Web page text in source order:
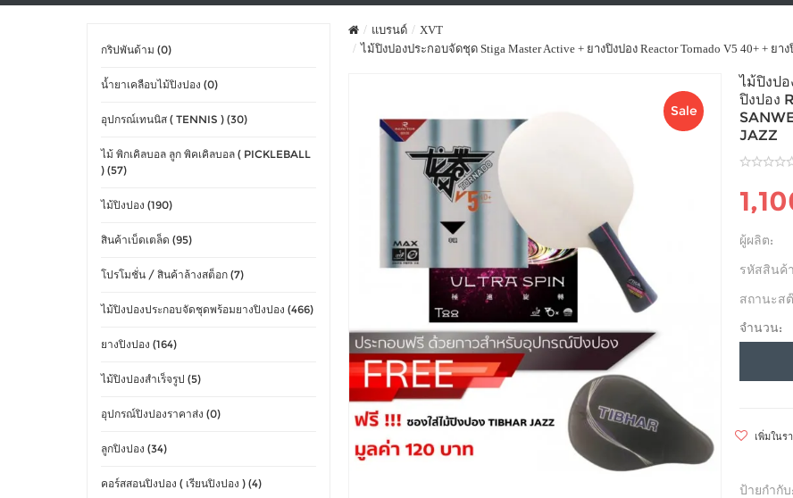
กริปพันด้าม (0)
น้ำยาเคลือบไม้ปิงปอง (0)
อุปกรณ์เทนนิส ( TENNIS ) (30)
ไม้ พิกเคิลบอล ลูก พิคเคิลบอล ( PICKLEBALL
) (57)
ไม้ปิงปอง (190)
สินค้าเบ็ดเตล็ด (95)
โปรโมชั่น / สินค้าล้างสต็อก (7)
ไม้ปิงปองประกอบจัดชุดพร้อมยางปิงปอง (466)
ยางปิงปอง (164)
ไม้ปิงปองสำเร็จรูป (5)
อุปกรณ์ปิงปองราคาส่ง (0)
ลูกปิงปอง (34)
คอร์สสอนปิงปอง ( เรียนปิงปอง ) (4)
แบรนด์
XVT
ไม้ปิงปองประกอบจัดชุด Stiga Master Active + ยางปิงปอง Reactor Tornado V5 40+ + ย
Sale
ไม้ปิงปอ
ปิงปอง
JAZZ
ผู้ผลิต:
รหัสสินค้
สถานะส
จำนวน:
เพิ่มในร
ป้ายกำกั